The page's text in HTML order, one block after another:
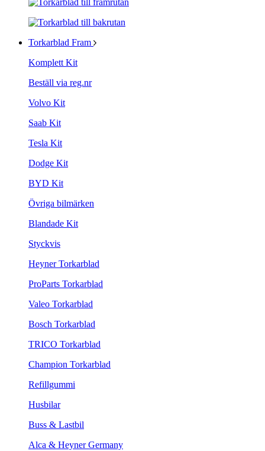
Torkarblad Fram
Komplett Kit
Beställ via reg.nr
Volvo Kit
Saab Kit
Tesla Kit
Dodge Kit
BYD Kit
Övriga bilmärken
Blandade Kit
Styckvis
Heyner Torkarblad
ProParts Torkarblad
Valeo Torkarblad
Bosch Torkarblad
TRICO Torkarblad
Champion Torkarblad
Refillgummi
Husbilar
Buss & Lastbil
Alca & Heyner Germany